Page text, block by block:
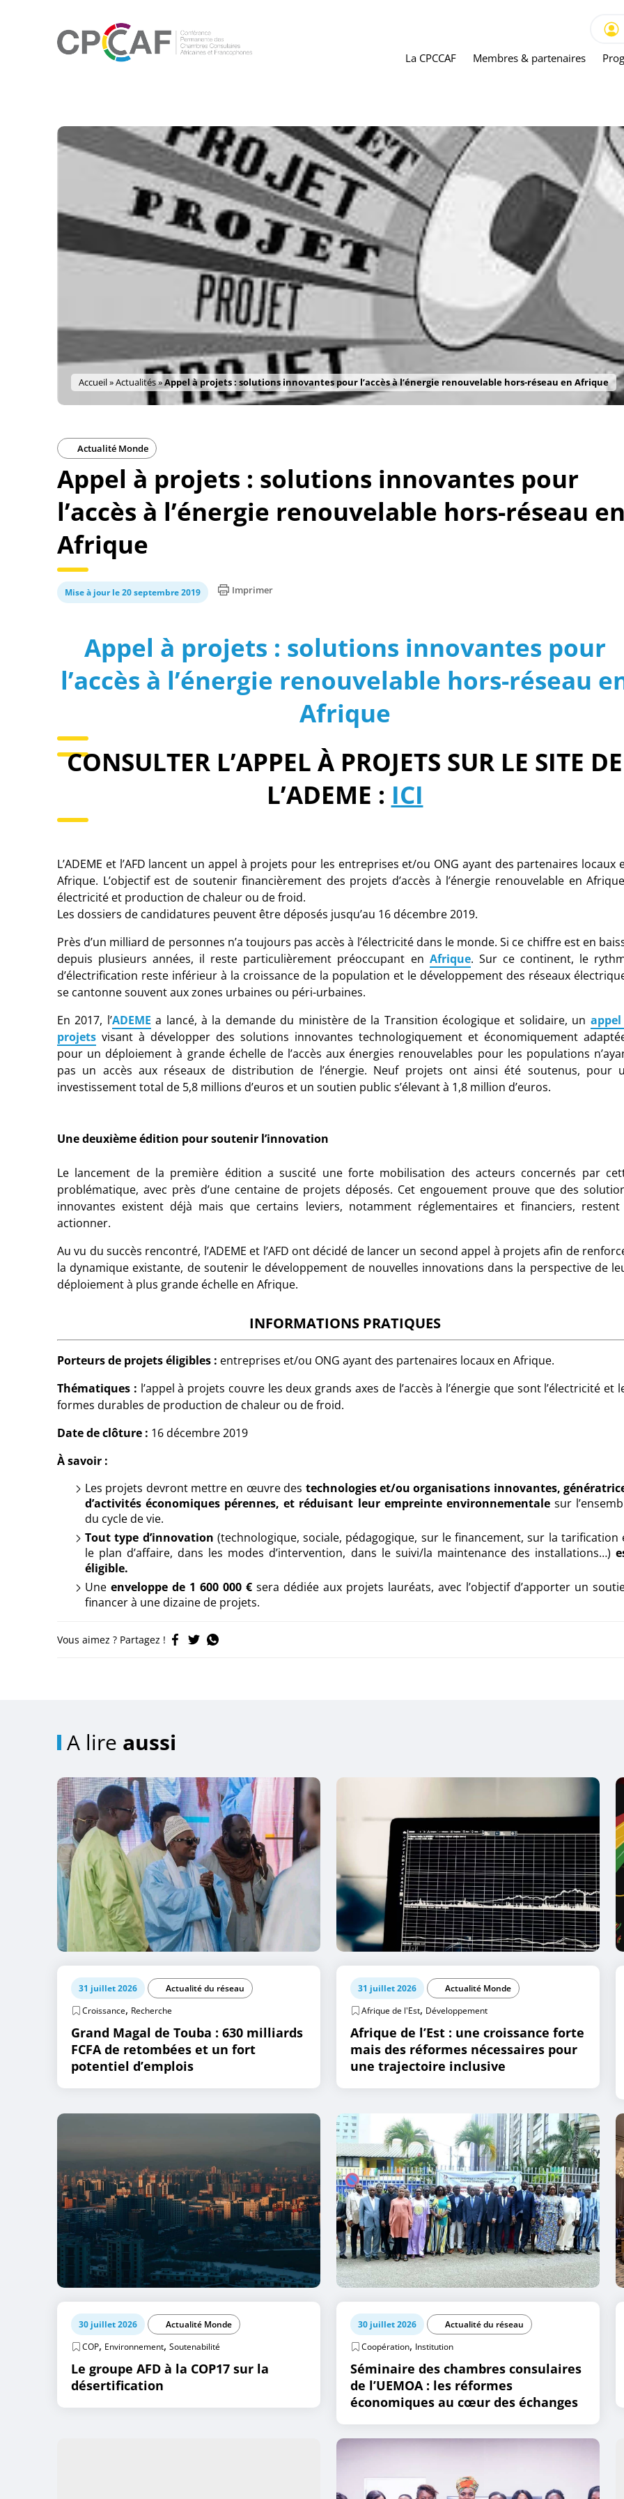
La CPCCAF Membres & partenaires
Accueil»Actualités»Appel à projets : solutions innovantes pour l’accès à l’énergie renouvelable hors-réseau en Afrique
Actualité Monde
Appel à projets : solutions innovantes pour
l’accès à l’énergie renouvelable hors-réseau
Afrique
Mise à jour le 20 septembre 2019 Imprimer
Appel à projets : solutions innovantes pour
l’accès à l’énergie renouvelable hors-réseau
Afrique
CONSULTER L’APPEL À PROJETS SUR LE SITE DE
L’ADEME : ICI
L’ADEME et l’AFD lancent un appel à projets pour les entreprises et/ou ONG ayant des partenaires locaux
Afrique. L’objectif est de soutenir financièrement des projets d’accès à l’énergie renouvelable en
électricité et production de chaleur ou de froid.
Les dossiers de candidatures peuvent être déposés jusqu’au 16 décembre 2019.
Près d’un milliard de personnes n’a toujours pas accès à l’électricité dans le monde. Si ce chiffre est en
depuis plusieurs années, il reste particulièrement préoccupant en Afrique. Sur ce continent, le
d’électrification reste inférieur à la croissance de la population et le développement des réseaux
se cantonne souvent aux zones urbaines ou péri-urbaines.
En 2017, l’ADEME a lancé, à la demande du ministère de la Transition écologique et solidaire, un
projets visant à développer des solutions innovantes technologiquement et économiquement
pour un déploiement à grande échelle de l’accès aux énergies renouvelables pour les populations
pas un accès aux réseaux de distribution de l’énergie. Neuf projets ont ainsi été soutenus, pour
investissement total de 5,8 millions d’euros et un soutien public s’élevant à 1,8 million d’euros.
Une deuxième édition pour soutenir l’innovation
Le lancement de la première édition a suscité une forte mobilisation des acteurs concernés par
problématique, avec près d’une centaine de projets déposés. Cet engouement prouve que des
innovantes existent déjà mais que certains leviers, notamment réglementaires et financiers,
actionner.
Au vu du succès rencontré, l’ADEME et l’AFD ont décidé de lancer un second appel à projets afin de
la dynamique existante, de soutenir le développement de nouvelles innovations dans la perspective de
déploiement à plus grande échelle en Afrique.
INFORMATIONS PRATIQUES
Porteurs de projets éligibles : entreprises et/ou ONG ayant des partenaires locaux en Afrique.
Thématiques : l’appel à projets couvre les deux grands axes de l’accès à l’énergie que sont l’électricité et
formes durables de production de chaleur ou de froid.
Date de clôture : 16 décembre 2019
À savoir :
Les projets devront mettre en œuvre des technologies et/ou organisations innovantes,
d’activités économiques pérennes, et réduisant leur empreinte environnementale sur
du cycle de vie.
Tout type d’innovation (technologique, sociale, pédagogique, sur le financement, sur la tarification
le plan d’affaire, dans les modes d’intervention, dans le suivi/la maintenance des installations…)
éligible.
Une enveloppe de 1 600 000 € sera dédiée aux projets lauréats, avec l’objectif d’apporter un
financer à une dizaine de projets.
Vous aimez ? Partagez !
A lire aussi
31 juillet 2026
Actualité du réseau
Croissance, Recherche
Grand Magal de Touba : 630 milliards
FCFA de retombées et un fort
potentiel d’emplois
31 juillet 2026
Actualité Monde
Afrique de l'Est, Développement
Afrique de l’Est : une croissance forte
mais des réformes nécessaires pour
une trajectoire inclusive
30 juillet 2026
Actualité Monde
COP, Environnement, Soutenabilité
Le groupe AFD à la COP17 sur la
désertification
30 juillet 2026
Actualité du réseau
Coopération, Institution
Séminaire des chambres consulaires
de l’UEMOA : les réformes
économiques au cœur des échanges